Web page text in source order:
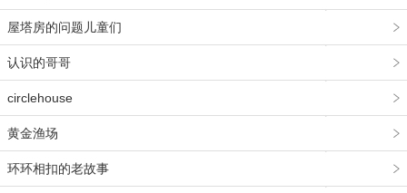
屋塔房的问题儿童们
认识的哥哥
circlehouse
黄金渔场
环环相扣的老故事